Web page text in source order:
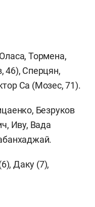
Тормена,
46), Сперцян,
Са (Мозес, 71).
Безруков
Иву, Вада
Даку (7),